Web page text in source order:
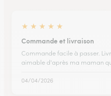
★ ★ ★ ★ ★
Commande et livraison
Commande facile à passer.
aimable d'après ma maman
04/04/2026